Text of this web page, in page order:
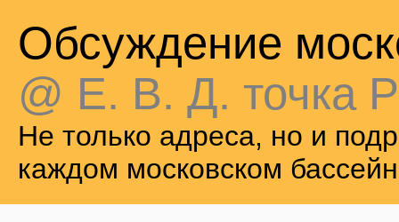
Обсуждение
@ Е. В. Д. точка
Не только адреса, но и
каждом московском